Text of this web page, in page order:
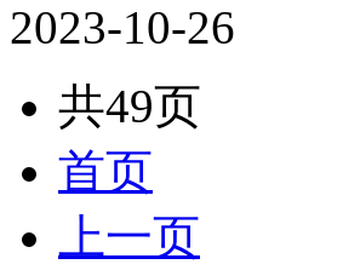
2023-10-26
共49页
首页
上一页